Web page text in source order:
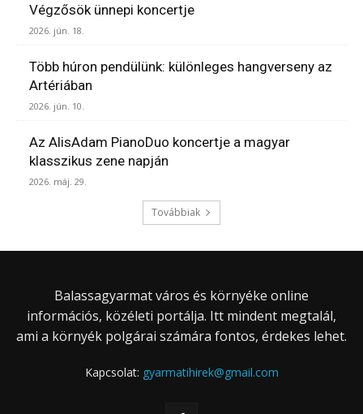
Végzősök ünnepi koncertje
2026. jún. 18.
Több húron pendülünk: különleges hangverseny az
Artériában
2026. jún. 10.
Az AlisAdam PianoDuo koncertje a magyar
klasszikus zene napján
2026. máj. 29.
Továbbiak
Balassagyarmat város és környéke online
információs, közéleti portálja. Itt mindent megtalál,
ami a környék polgárai számára fontos, érdekes lehet.
Kapcsolat: gyarmatihirek@gmail.com